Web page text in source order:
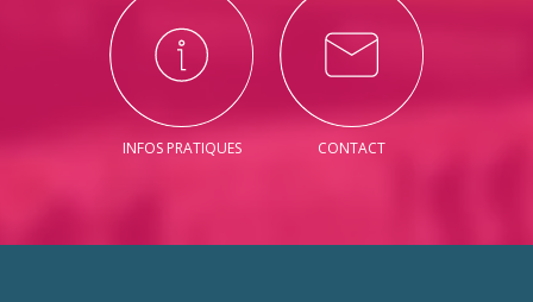
INFOS PRATIQUES CONTACT